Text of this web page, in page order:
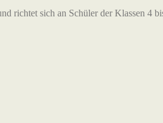
richtet sich an Schüler der Klassen 4